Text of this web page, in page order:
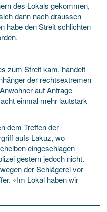
des Lokals gekommen,
dann nach draussen
habe den Streit schlichten
zum Streit kam, handelt
der rechtsextremen
auf Anfrage
einmal mehr lautstark
dem Treffen der
aufs Lakuz, wo
eingeschlagen
gestern jedoch nicht.
der Schlägerei vor
«Im Lokal haben wir